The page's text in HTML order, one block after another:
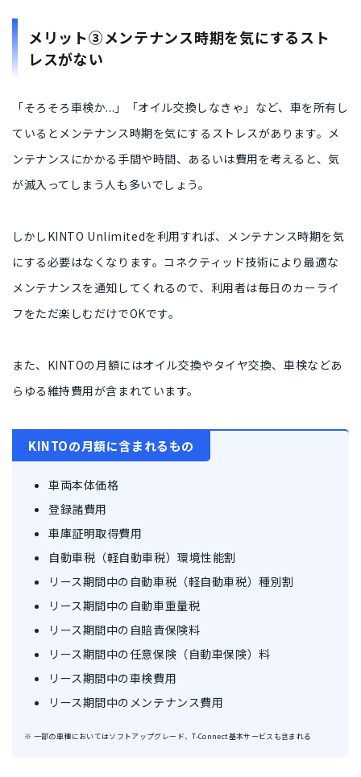
メリット③メンテナンス時期を気にするスト
レスがない
「そろそろ車検か...」「オイル交換しなきゃ」など、車を所有し
ていると メンテナンス時期を気にするストレスがあります。メ
ンテナンスにかかる手間や時間、あるいは費用を考えると、気
が滅入ってしまう人も多いでしょう。
しかしKINTO Unlimitedを利用すれば、メンテナンス時期を気
にする必要はなくなります。コネクティッド技術により最適な
メンテナンスを通知してくれるので、 利用者は毎日のカーライ
フをただ楽しむだけでOKです。
また、KINTOの月額にはオイル交換やタイヤ交換、車検などあ
らゆる維持費用が含まれています。
KINTOの月額に含まれるもの
車両本体価格
登録諸費用
車庫証明取得費用
自動車税（軽自動車税）環境性能割
リース期間中の自動車税（軽自動車税）種別割
リース期間中の自動車重量税
リース期間中の自賠責保険料
リース期間中の任意保険（自動車保険）料
リース期間中の車検費用
リース期間中のメンテナンス費用
※ 一部の車種においてはソフトアップグレード、T-Connect基本サービスも含まれる